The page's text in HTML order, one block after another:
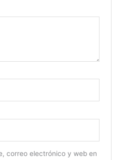
correo electrónico y web en